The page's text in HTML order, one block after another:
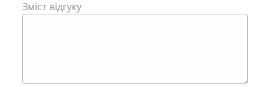
Зміст відгуку